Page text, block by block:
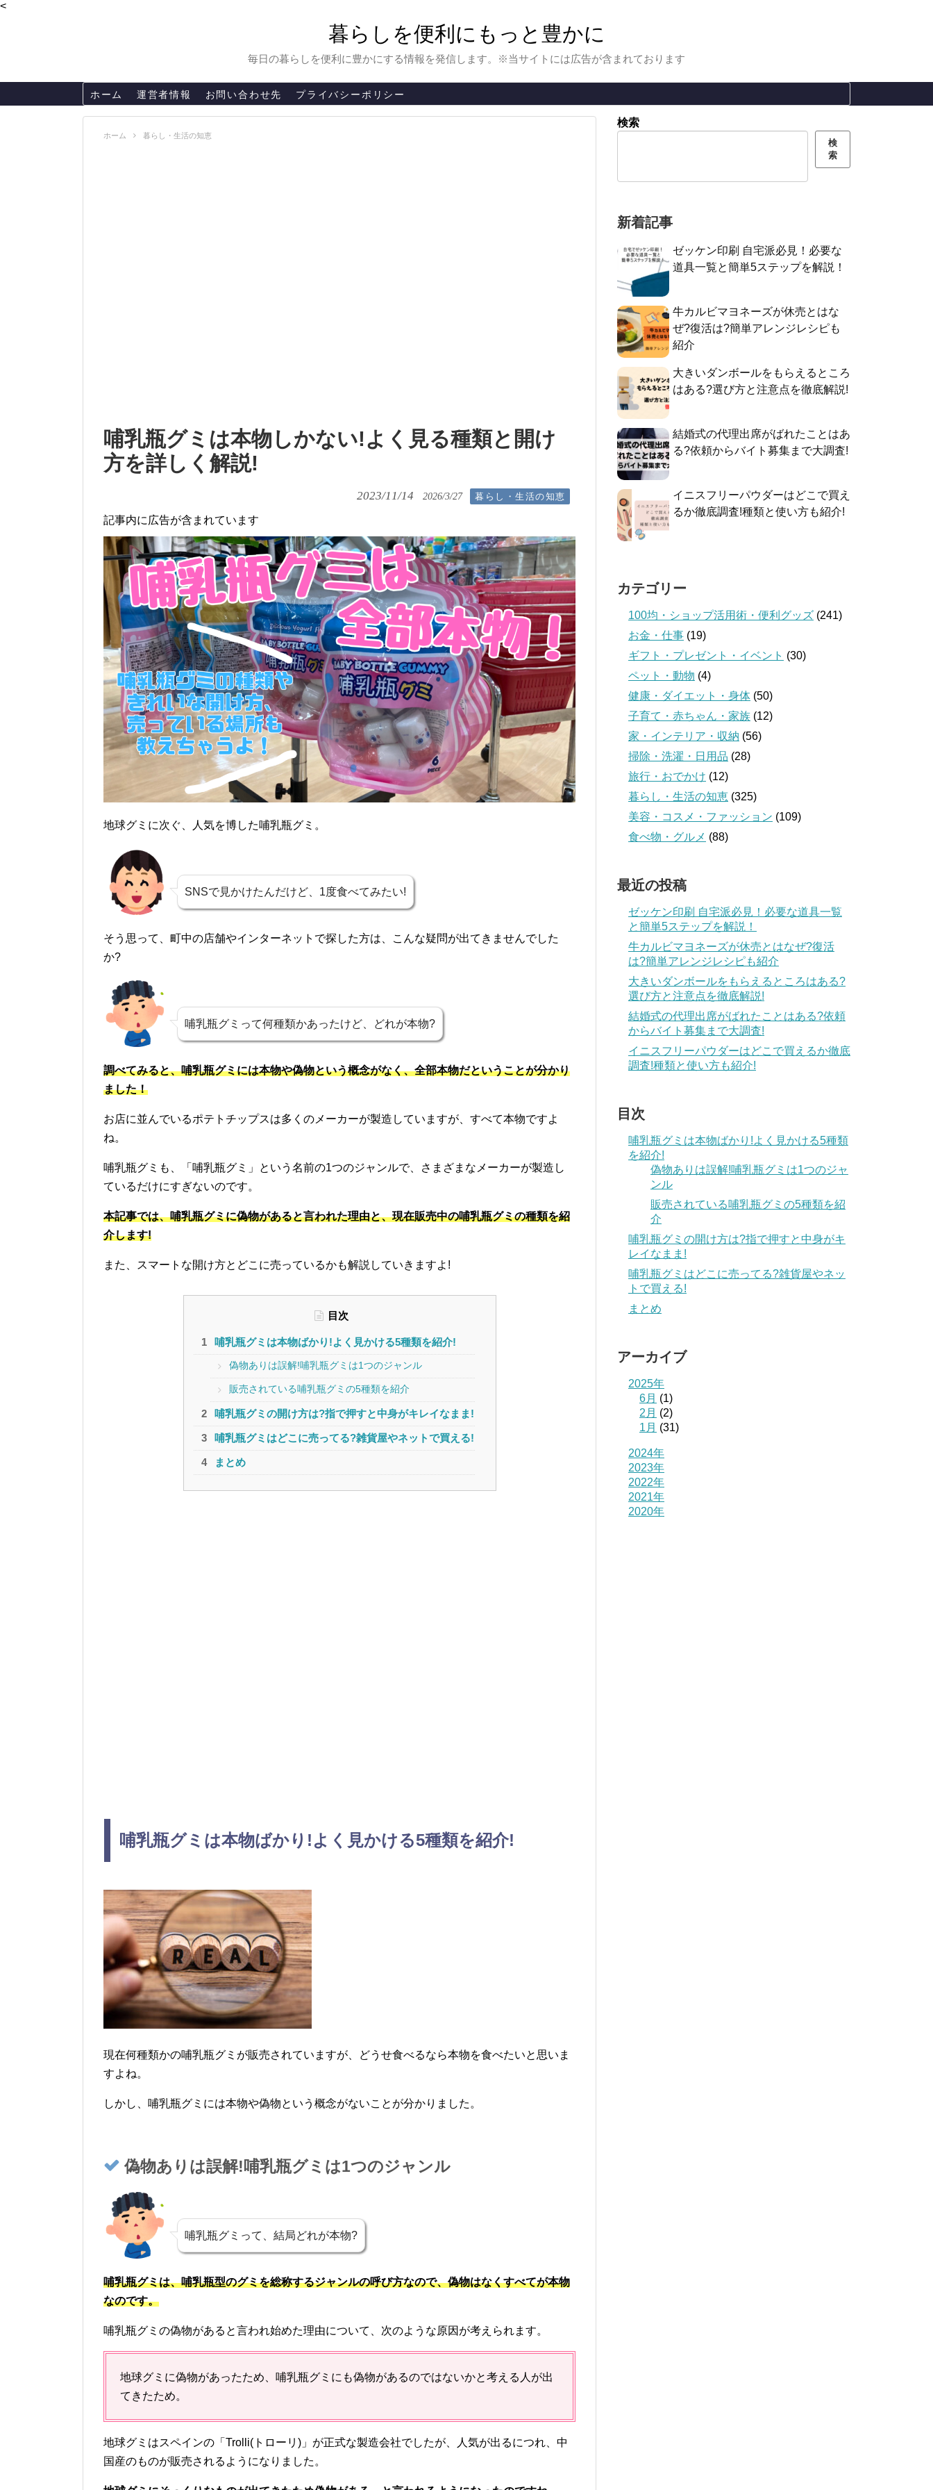
<
暮らしを便利にもっと豊かに
毎日の暮らしを便利に豊かにする情報を発信します。※当サイトには広告が含まれております
ホーム 運営者情報 お問い合わせ先 プライバシーポリシー
ホーム 暮らし・生活の知恵
哺乳瓶グミは本物しかない!よく見る種類と開け
方を詳しく解説!
2023/11/14 2026/3/27 暮らし・生活の知恵
記事内に広告が含まれています
地球グミに次ぐ、人気を博した哺乳瓶グミ。
SNSで見かけたんだけど、1度食べてみたい!
そう思って、町中の店舗やインターネットで探した方は、こんな疑問が出てきませんでした
か?
哺乳瓶グミって何種類かあったけど、どれが本物?
調べてみると、哺乳瓶グミには本物や偽物という概念がなく、全部本物だということが分かり
ました！
お店に並んでいるポテトチップスは多くのメーカーが製造していますが、すべて本物ですよ
ね。
哺乳瓶グミも、「哺乳瓶グミ」という名前の1つのジャンルで、さまざまなメーカーが製造し
ているだけにすぎないのです。
本記事では、哺乳瓶グミに偽物があると言われた理由と、現在販売中の哺乳瓶グミの種類を紹
介します!
また、スマートな開け方とどこに売っているかも解説していきますよ!
目次
哺乳瓶グミは本物ばかり!よく見かける5種類を紹介!
偽物ありは誤解!哺乳瓶グミは1つのジャンル
販売されている哺乳瓶グミの5種類を紹介
哺乳瓶グミの開け方は?指で押すと中身がキレイなまま!
哺乳瓶グミはどこに売ってる?雑貨屋やネットで買える!
まとめ
哺乳瓶グミは本物ばかり!よく見かける5種類を紹介!
現在何種類かの哺乳瓶グミが販売されていますが、どうせ食べるなら本物を食べたいと思いま
すよね。
しかし、哺乳瓶グミには本物や偽物という概念がないことが分かりました。
偽物ありは誤解!哺乳瓶グミは1つのジャンル
哺乳瓶グミって、結局どれが本物?
哺乳瓶グミは、哺乳瓶型のグミを総称するジャンルの呼び方なので、偽物はなくすべてが本物
なのです。
哺乳瓶グミの偽物があると言われ始めた理由について、次のような原因が考えられます。
地球グミに偽物があったため、哺乳瓶グミにも偽物があるのではないかと考える人が出
てきたため。
地球グミはスペインの「Trolli(トローリ)」が正式な製造会社でしたが、人気が出るにつれ、中
国産のものが販売されるようになりました。
検索
検
索
新着記事
ゼッケン印刷 自宅派必見！必要な
道具一覧と簡単5ステップを解説！
牛カルビマヨネーズが休売とはな
ぜ?復活は?簡単アレンジレシピも
紹介
大きいダンボールをもらえるところ
はある?選び方と注意点を徹底解説!
結婚式の代理出席がばれたことはあ
る?依頼からバイト募集まで大調査!
イニスフリーパウダーはどこで買え
るか徹底調査!種類と使い方も紹介!
カテゴリー
100均・ショップ活用術・便利グッズ (241)
お金・仕事 (19)
ギフト・プレゼント・イベント (30)
ペット・動物 (4)
健康・ダイエット・身体 (50)
子育て・赤ちゃん・家族 (12)
家・インテリア・収納 (56)
掃除・洗濯・日用品 (28)
旅行・おでかけ (12)
暮らし・生活の知恵 (325)
美容・コスメ・ファッション (109)
食べ物・グルメ (88)
最近の投稿
ゼッケン印刷 自宅派必見！必要な道具一覧
と簡単5ステップを解説！
牛カルビマヨネーズが休売とはなぜ?復活
は?簡単アレンジレシピも紹介
大きいダンボールをもらえるところはある?
選び方と注意点を徹底解説!
結婚式の代理出席がばれたことはある?依頼
からバイト募集まで大調査!
イニスフリーパウダーはどこで買えるか徹底
調査!種類と使い方も紹介!
目次
哺乳瓶グミは本物ばかり!よく見かける5種類
を紹介!
偽物ありは誤解!哺乳瓶グミは1つのジャ
ンル
販売されている哺乳瓶グミの5種類を紹
介
哺乳瓶グミの開け方は?指で押すと中身がキ
レイなまま!
哺乳瓶グミはどこに売ってる?雑貨屋やネッ
トで買える!
まとめ
アーカイブ
2025年
6月 (1)
2月 (2)
1月 (31)
2024年
2023年
2022年
2021年
2020年